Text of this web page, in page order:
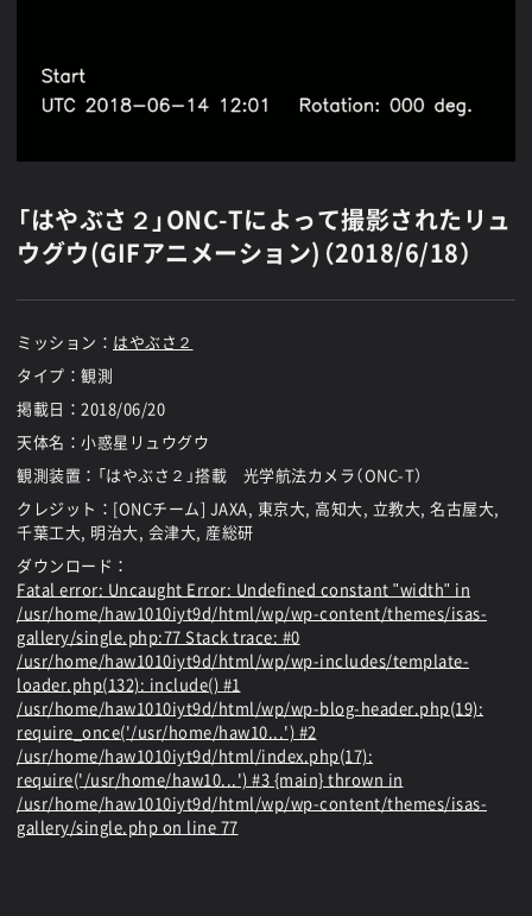
「はやぶさ２」ONC-Tによって撮影されたリュ
ウグウ(GIFアニメーション)（2018/6/18）
ミッション： はやぶさ２
タイプ：観測
掲載日： 2018/06/20
天体名：小惑星リュウグウ
観測装置：「はやぶさ２」搭載 光学航法カメラ（ONC-T）
クレジット：[ONCチーム] JAXA, 東京大, 高知大, 立教大, 名古屋大,
千葉工大, 明治大, 会津大, 産総研
ダウンロード：
Fatal error: Uncaught Error: Undefined constant "width" in
/usr/home/haw1010iyt9d/html/wp/wp-content/themes/isas-
gallery/single.php:77 Stack trace: #0
/usr/home/haw1010iyt9d/html/wp/wp-includes/template-
loader.php(132): include() #1
/usr/home/haw1010iyt9d/html/wp/wp-blog-header.php(19):
require_once('/usr/home/haw10...') #2
/usr/home/haw1010iyt9d/html/index.php(17):
require('/usr/home/haw10...') #3 {main} thrown in
/usr/home/haw1010iyt9d/html/wp/wp-content/themes/isas-
gallery/single.php on line 77